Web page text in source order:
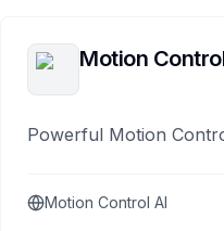
Motion
Powerful Motion
Motion Control AI